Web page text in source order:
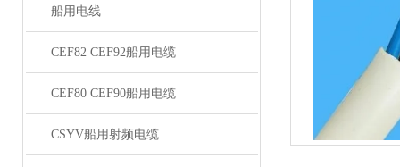
船用电线
CEF82 CEF92船用电缆
CEF80 CEF90船用电缆
CSYV船用射频电缆